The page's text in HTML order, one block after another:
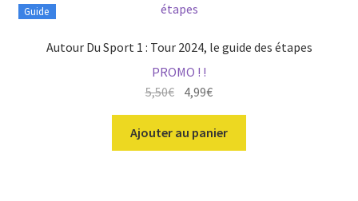
Guide
Autour Du Sport 1 : Tour 2024, le guide des étapes
PROMO ! !
5,50€ Le
initial
était :
4,99€Le
actuel
est :
Ajouter au panier